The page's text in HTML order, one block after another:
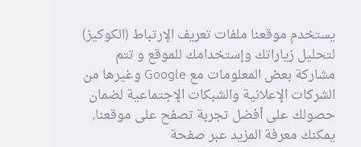
يستخدم موقعنا ملفات تعريف الإرتباط (الكوكيز)
لتحليل زياراتك وإستخدامك للموقع و تتم
مشاركة بعض المعلومات مع Google وغيرها من
الشركات الإعلانية والشبكات الإجتماعية لضمان
حصولك على أفضل تجربة تصفح على موقعنا,
يمكنك معرفة المزيد عبر صفحة